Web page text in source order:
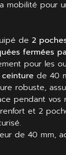
mobilité pour
de2
fermées
pour les
de 40
robuste,
pendant vos
et 2
de 40 mm,